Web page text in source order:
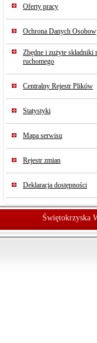
Oferty pracy
Ochrona Danych
Zbędne i zużyte składniki
ruchomego
Centralny Rejestr Plików
Statystyki
Mapa serwisu
Rejestr zmian
Deklaracja dostępności
Świętokrzyska